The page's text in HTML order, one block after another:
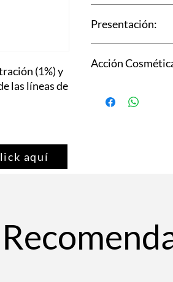
(1%) y
las líneas de
Presentación:
Acción
Mejora el
aquí